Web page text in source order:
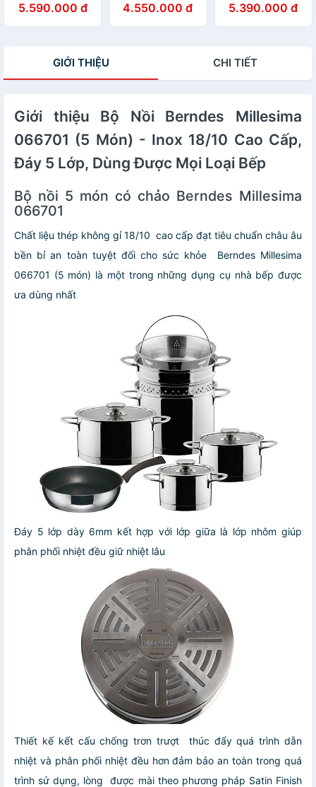
066701 (5 MÓN)
Hàng chính hãng
5.590.000 đ 4.550.000 đ
066700 (5 MÓN)
Hàng chính hãng
5.390.000 đ
GIỚI THIỆU CHI TIẾT
Giới thiệu Bộ Nồi Berndes Millesima
066701 (5 Món) - Inox 18/10 Cao Cấp,
Đáy 5 Lớp, Dùng Được Mọi Loại Bếp
Bộ nồi 5 món có chảo Berndes Millesima
066701
Chất liệu thép không gỉ 18/10 cao cấp đạt tiêu chuẩn châu âu
bền bỉ an toàn tuyệt đối cho sức khỏe
Berndes Millesima
066701 (5 món) là một trong những dụng cụ nhà bếp được
ưa dùng nhất
Đáy 5 lớp dày 6mm kết hợp với lớp giữa là lớp nhôm giúp
phân phối nhiệt đều giữ nhiệt lâu
Thiết kế kết cấu chống trơn trượt thúc đẩy quá trình dẫn
nhiệt và phân phối nhiệt đều hơn đảm bảo an toàn trong quá
trình sử dụng, lòng
được mài theo phương pháp Satin Finish